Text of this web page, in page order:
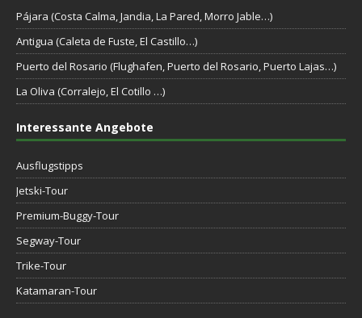
Pájara (Costa Calma, Jandia, La Pared, Morro Jable…)
Antigua (Caleta de Fuste, El Castillo…)
Puerto del Rosario (Flughafen, Puerto del Rosario, Puerto Lajas…)
La Oliva (Corralejo, El Cotillo …)
Interessante Angebote
Ausflugstipps
Jetski-Tour
Premium-Buggy-Tour
Segway-Tour
Trike-Tour
Katamaran-Tour